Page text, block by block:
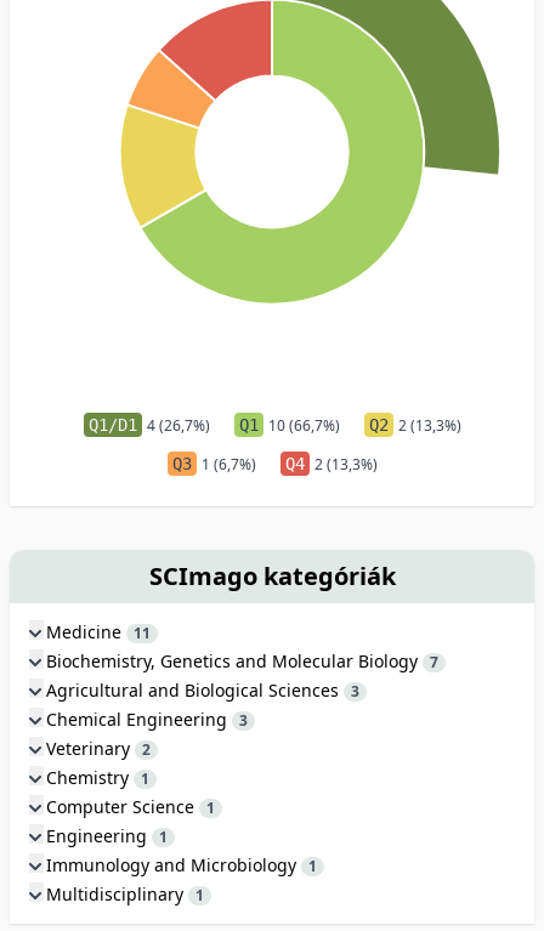
Q1/D1 4 (26,7%) Q1 10 (66,7%) Q2 2 (13,3%)
Q3 1 (6,7%) Q4 2 (13,3%)
SCImago kategóriák
Medicine 11
Biochemistry, Genetics and Molecular Biology 7
Agricultural and Biological Sciences 3
Chemical Engineering 3
Veterinary 2
Chemistry 1
Computer Science 1
Engineering 1
Immunology and Microbiology 1
Multidisciplinary 1